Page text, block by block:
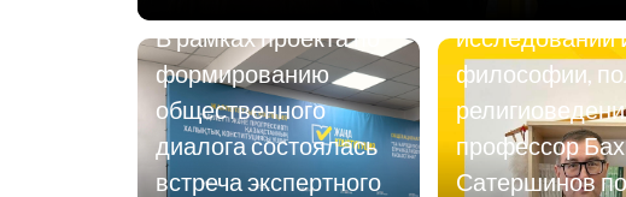
В рамках проекта по
формированию
общественного
диалога состоялась
встреча экспертного
исследований
философии,
профессор
Сатершинов